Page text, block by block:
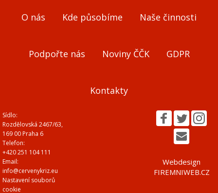
O nás Kde působíme Naše činnosti
Podpořte nás Noviny ČČK GDPR
Kontakty
Sídlo:
Rozdělovská 2467/63,
169 00 Praha 6
Telefon:
+420 251 104 111
Email:
info@cervenykriz.eu
Nastavení souborů
cookie
Webdesign
FIREMNIWEB.CZ